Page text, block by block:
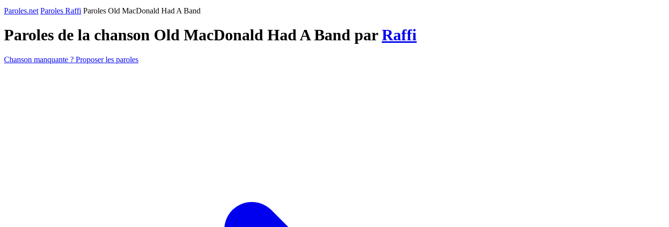
Paroles.net Paroles Raffi Paroles Old MacDonald Had A Band
Paroles de la chanson Old MacDonald Had A Band parRaffi
Chanson manquante ? Proposer les paroles